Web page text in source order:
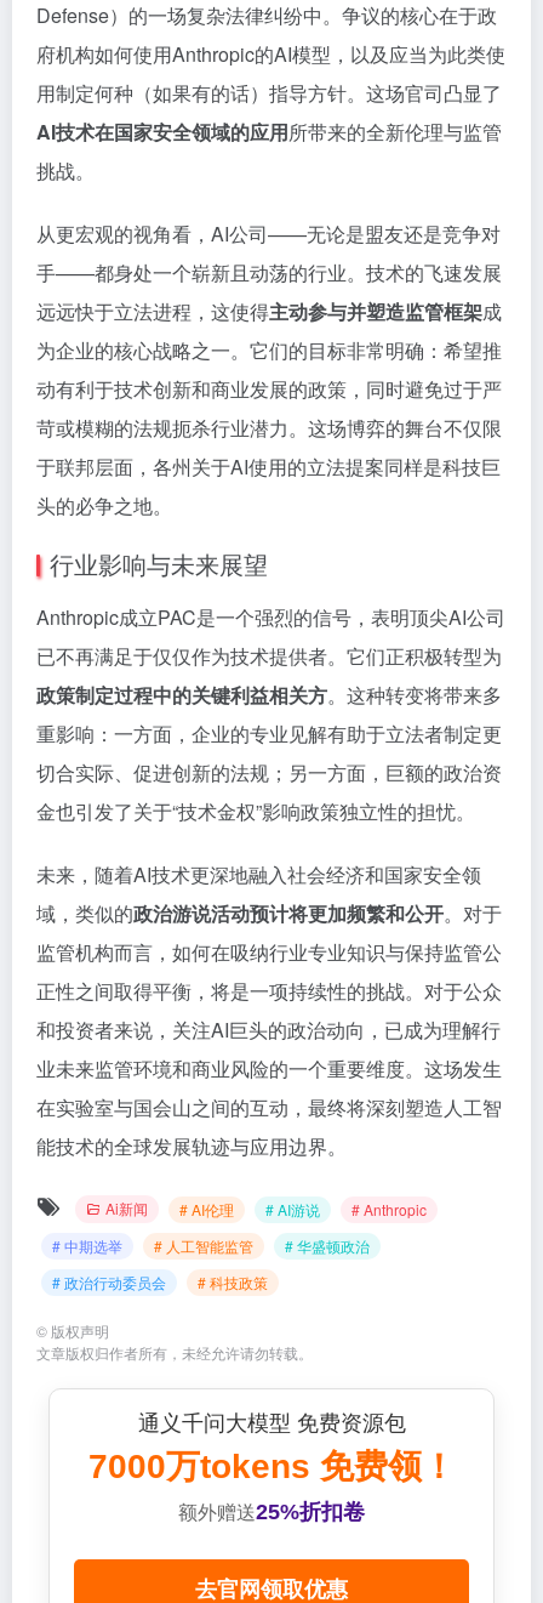
Defense）的一场复杂法律纠纷中。争议的核心在于政
府机构如何使用Anthropic的AI模型，以及应当为此类使
用制定何种（如果有的话）指导方针。这场官司凸显了
AI技术在国家安全领域的应用所带来的全新伦理与监管
挑战。
从更宏观的视角看，AI公司——无论是盟友还是竞争对
手——都身处一个崭新且动荡的行业。技术的飞速发展
远远快于立法进程，这使得主动参与并塑造监管框架成
为企业的核心战略之一。它们的目标非常明确：希望推
动有利于技术创新和商业发展的政策，同时避免过于严
苛或模糊的法规扼杀行业潜力。这场博弈的舞台不仅限
于联邦层面，各州关于AI使用的立法提案同样是科技巨
头的必争之地。
行业影响与未来展望
Anthropic成立PAC是一个强烈的信号，表明顶尖AI公司
已不再满足于仅仅作为技术提供者。它们正积极转型为
政策制定过程中的关键利益相关方。这种转变将带来多
重影响：一方面，企业的专业见解有助于立法者制定更
切合实际、促进创新的法规；另一方面，巨额的政治资
金也引发了关于“技术金权”影响政策独立性的担忧。
未来，随着AI技术更深地融入社会经济和国家安全领
域，类似的政治游说活动预计将更加频繁和公开。对于
监管机构而言，如何在吸纳行业专业知识与保持监管公
正性之间取得平衡，将是一项持续性的挑战。对于公众
和投资者来说，关注AI巨头的政治动向，已成为理解行
业未来监管环境和商业风险的一个重要维度。这场发生
在实验室与国会山之间的互动，最终将深刻塑造人工智
能技术的全球发展轨迹与应用边界。
Ai新闻 # AI伦理 # AI游说
# Anthropic
# 中期选举
# 人工智能监管
# 华盛顿政治
# 政治行动委员会
# 科技政策
© 版权声明
文章版权归作者所有，未经允许请勿转载。
通义千问大模型 免费资源包
7000万tokens 免费领！
额外赠送25%折扣卷
去官网领取优惠